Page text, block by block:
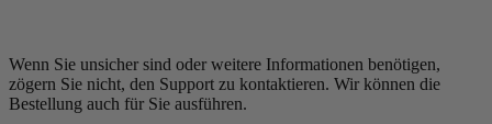
Wenn Sie unsicher sind oder weitere Informationen benötigen,
zögern Sie nicht, den Support zu kontaktieren. Wir können die
Bestellung auch für Sie ausführen.